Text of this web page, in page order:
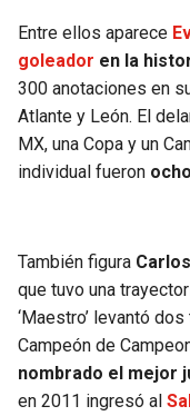
Entre ellos aparece
goleador en la
300 anotaciones en
Atlante y León. El
MX, una Copa y un
individual fueron
También figura
que tuvo una
‘Maestro’ levantó
Campeón de
nombrado el mejor
en 2011 ingresó al